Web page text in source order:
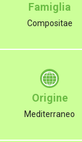
Famiglia
Compositae
Origine
Mediterraneo